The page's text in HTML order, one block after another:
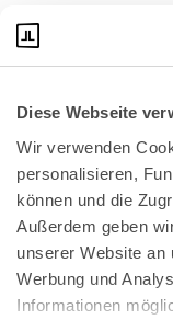
Diese Webseite
Wir verwenden
personalisieren,
können und die
Außerdem geben
unserer Website an
Werbung und
Informationen
53113 Bonn